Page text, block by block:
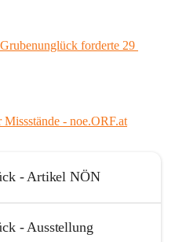
forderte 29
- noe.ORF.at
- Artikel NÖN
- Ausstellung